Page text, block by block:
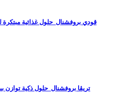
قودي بروفشنال حلول غذائية
تريڨا بروفشنال حلول ذكية توازن